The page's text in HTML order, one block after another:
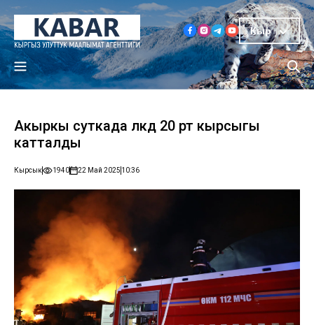
Кыр
Акыркы суткада өлкөдө 20 өрт кырсыгы
катталды
Кырсык 1940 22 Май 2025 10:36